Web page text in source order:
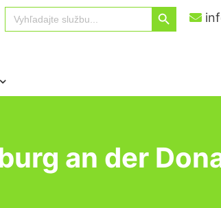
Search
for:
Search Button
an der